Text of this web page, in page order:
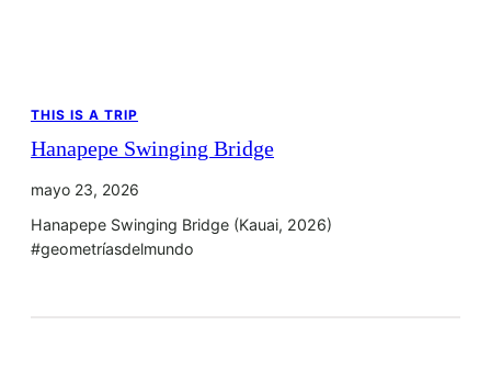
THIS IS A TRIP
Hanapepe Swinging Bridge
mayo 23, 2026
Hanapepe Swinging Bridge (Kauai, 2026)
#geometríasdelmundo